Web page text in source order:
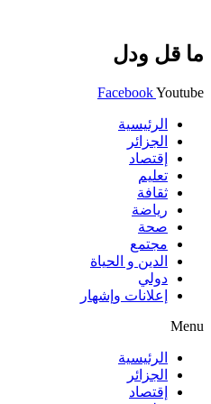
ما قل ودل
FacebookYoutube
الرئيسية
الجزائر
إقتصاد
تعليم
ثقافة
رياضة
صحة
مجتمع
الدين و الحياة
دولي
إعلانات وإشهار
Menu
الرئيسية
الجزائر
إقتصاد